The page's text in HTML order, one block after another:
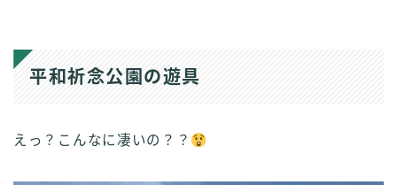
平和祈念公園の遊具
えっ？こんなに凄いの？？